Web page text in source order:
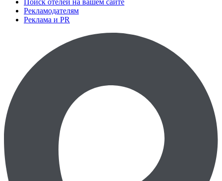
Поиск отелей на вашем сайте
Рекламодателям
Реклама и PR